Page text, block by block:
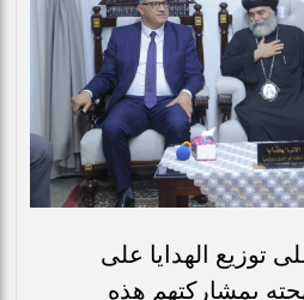
توزيع الهدايا على
بمشاركتهم هذه